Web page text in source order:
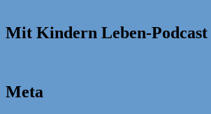
Mit Kindern Leben-Podcast
Meta